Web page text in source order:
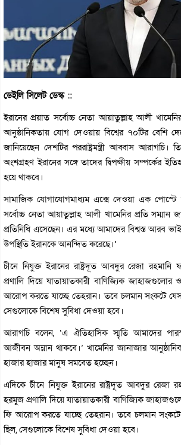
ডেইলি সিলেট ডেস্ক ::
ইরানের প্রয়াত সর্বোচ্চ নেতা আয়াতুল্লাহ আলী
আনুষ্ঠানিকতায় যোগ দেওয়ায় বিশ্বের ৭০টির বেশি
জানিয়েছেন দেশটির পররাষ্ট্রমন্ত্রী আব্বাস
অংশগ্রহণ ইরানের সঙ্গে তাদের দ্বিপক্ষীয় সম্পর্কের
হয়ে থাকবে।
সামাজিক যোগাযোগমাধ্যম এক্সে দেওয়া এক
সর্বোচ্চ নেতা আয়াতুল্লাহ আলী খামেনির প্রতি সম্মান
প্রতিনিধি এসেছেন। এর মধ্যে আমাদের বিশ্বস্ত আরব
উপস্থিতি ইরানকে আনন্দিত করেছে।’
চীনে নিযুক্ত ইরানের রাষ্ট্রদূত আবদুর রেজা রহমানি
প্রণালি দিয়ে যাতায়াতকারী বাণিজ্যিক
আরোপ করতে যাচ্ছে তেহরান। তবে চলমান সংকটে
সেগুলোকে বিশেষ সুবিধা দেওয়া হবে।
আরাগচি বলেন, ‘এ ঐতিহাসিক স্মৃতি আমাদের
আজীবন অম্লান থাকবে।’ খামেনির জানাজার
হাজার হাজার মানুষ সমবেত হচ্ছেন।
এদিকে চীনে নিযুক্ত ইরানের রাষ্ট্রদূত আবদুর রেজা
হরমুজ প্রণালি দিয়ে যাতায়াতকারী বাণিজ্যিক
ফি আরোপ করতে যাচ্ছে তেহরান। তবে চলমান
ছিল, সেগুলোকে বিশেষ সুবিধা দেওয়া হবে।